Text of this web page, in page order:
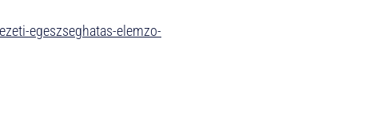
egeszseghatas-elemzo-